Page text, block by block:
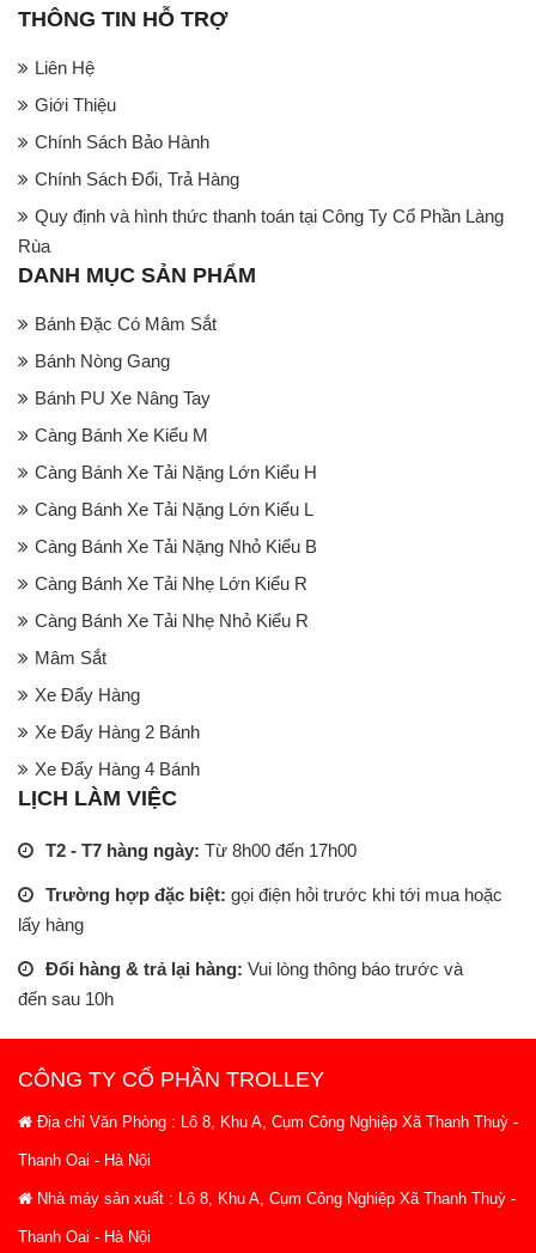
THÔNG TIN HỖ TRỢ
Liên Hệ
Giới Thiệu
Chính Sách Bảo Hành
Chính Sách Đổi, Trả Hàng
Quy định và hình thức thanh toán tại Công Ty Cổ Phần Làng
Rùa
DANH MỤC SẢN PHẨM
Bánh Đặc Có Mâm Sắt
Bánh Nòng Gang
Bánh PU Xe Nâng Tay
Càng Bánh Xe Kiểu M
Càng Bánh Xe Tải Nặng Lớn Kiểu H
Càng Bánh Xe Tải Nặng Lớn Kiểu L
Càng Bánh Xe Tải Nặng Nhỏ Kiểu B
Càng Bánh Xe Tải Nhẹ Lớn Kiểu R
Càng Bánh Xe Tải Nhẹ Nhỏ Kiểu R
Mâm Sắt
Xe Đẩy Hàng
Xe Đẩy Hàng 2 Bánh
Xe Đẩy Hàng 4 Bánh
LỊCH LÀM VIỆC
T2 - T7 hàng ngày: Từ 8h00 đến 17h00
Trường hợp đặc biệt: gọi điện hỏi trước khi tới mua hoặc
lấy hàng
Đổi hàng & trả lại hàng: Vui lòng thông báo trước và
đến sau 10h
CÔNG TY CỔ PHẦN TROLLEY
Địa chỉ Văn Phòng : Lô 8, Khu A, Cụm Công Nghiệp Xã Thanh Thuỳ -
Thanh Oai - Hà Nội
Nhà máy sản xuất : Lô 8, Khu A, Cụm Công Nghiệp Xã Thanh Thuỳ -
Thanh Oai - Hà Nội